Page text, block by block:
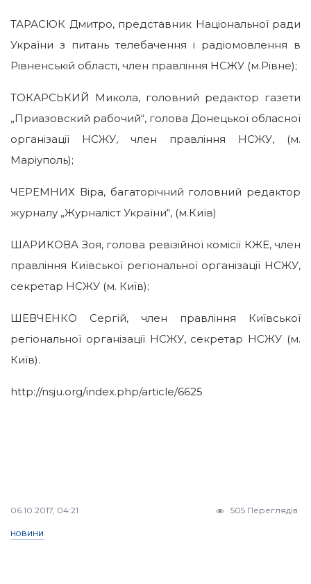
ТАРАСЮК Дмитро, представник Національної ради
України з питань телебачення і радіомовлення в
Рівненській області, член правління НСЖУ (м.Рівне);
ТОКАРСЬКИЙ Микола, головний редактор газети
„Приазовский рабочий“, голова Донецької обласної
організації НСЖУ, член правління НСЖУ, (м.
Маріуполь);
ЧЕРЕМНИХ Віра, багаторічний головний редактор
журналу „Журналіст України“, (м.Київ)
ШАРИКОВА Зоя, голова ревізійної комісії КЖЕ, член
правління Київської регіональної організації НСЖУ,
секретар НСЖУ (м. Київ);
ШЕВЧЕНКО Сергій, член правління Київської
регіональної організації НСЖУ, секретар НСЖУ (м.
Київ).
http://nsju.org/index.php/article/6625
06.10.2017, 04:21 505 Переглядів
НОВИНИ